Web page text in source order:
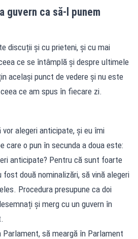
guvern ca să-l punem
discuții și cu prieteni, și cu mai
ce se întâmplă și despre ultimele
același punct de vedere și nu este
ce am spus în fiecare zi.
alegeri anticipate, și eu îmi
care o pun în secunda a doua este:
anticipate? Pentru că sunt foarte
două nominalizări, să vină alegeri
Procedura presupune ca doi
și merg cu un guvern în
să meargă în Parlament